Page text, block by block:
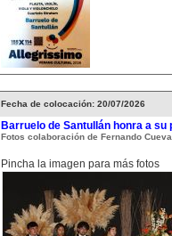
Fecha de colocación: 20/07/2026
Barruelo de Santullán honra a su
Fotos colaboración de Fernando
Pincha la imagen para más fotos